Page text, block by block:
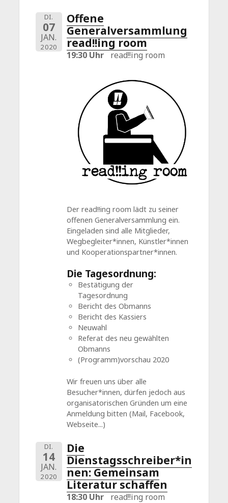
DI.
07
JAN.
2020
Offene
Generalversammlung
read!!ing room
19:30 Uhr read!!ing room
Der read!!ing room lädt zu seiner
offenen Generalversammlung ein.
Eingeladen sind alle Mitglieder,
Wegbegleiter*innen, Künstler*innen
und Kooperationspartner*innen.
Die Tagesordnung:
Bestätigung der
Tagesordnung
Bericht des Obmanns
Bericht des Kassiers
Neuwahl
Referat des neu gewählten
Obmanns
(Programm)vorschau 2020
Wir freuen uns über alle
Besucher*innen, dürfen jedoch aus
organisatorischen Gründen um eine
Anmeldung bitten (Mail, Facebook,
Webseite...)
DI.
14
JAN.
2020
Die
Dienstagsschreiber*in
nen: Gemeinsam
Literatur schaffen
18:30 Uhr read!!ing room